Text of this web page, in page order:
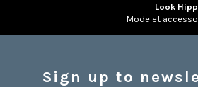
Look
Mode et
Sign up to